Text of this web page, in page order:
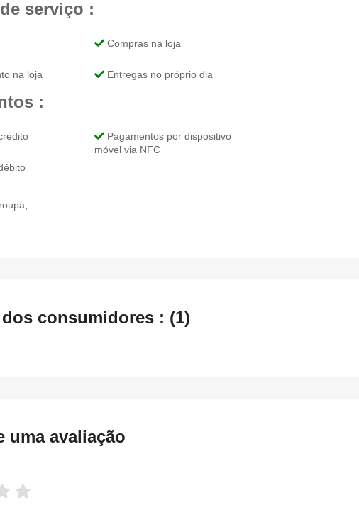
serviço :
na loja
Compras na loja
Entregas no próprio dia
:
Pagamentos por dispositivo
móvel via NFC
consumidores : (1)
uma avaliação